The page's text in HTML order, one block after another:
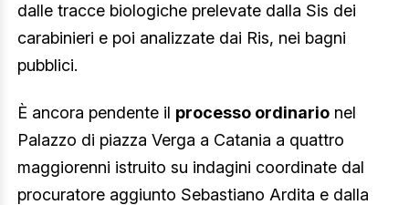
dalle tracce biologiche prelevate dalla Sis dei
carabinieri e poi analizzate dai Ris, nei bagni
pubblici.
È ancora pendente il processo ordinario nel
Palazzo di piazza Verga a Catania a quattro
maggiorenni istruito su indagini coordinate dal
procuratore aggiunto Sebastiano Ardita e dalla